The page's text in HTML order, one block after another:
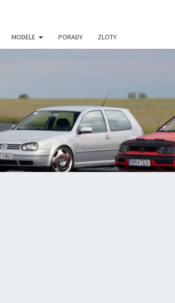
MODELE PORADY ZLOTY